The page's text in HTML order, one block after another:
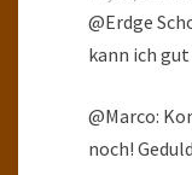
@Erdge
kann ich
@Marco:
noch!